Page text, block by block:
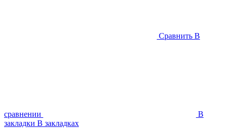
Сравнить В
сравнении
В
закладки В закладках